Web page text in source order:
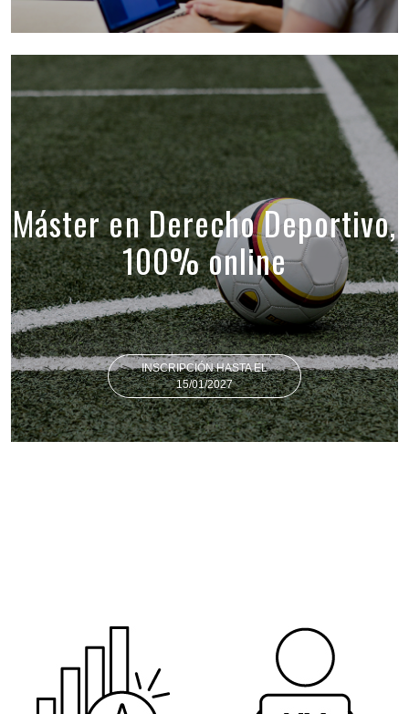
Máster en Derecho Deportivo,
100% online
INSCRIPCIÓN HASTA EL
15/01/2027